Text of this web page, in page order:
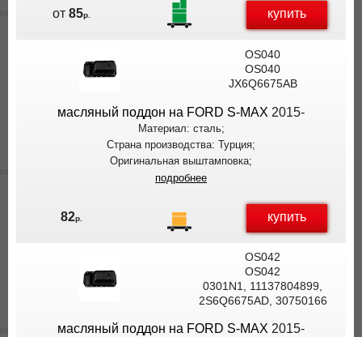
от85р. купить
OS040
OS040
JX6Q6675AB
масляный поддон на FORD S-MAX 2015-
Материал: сталь;
Страна производства: Турция;
Оригинальная выштамповка;
подробнее
82р. купить
OS042
OS042
0301N1, 11137804899,
2S6Q6675AD, 30750166
масляный поддон на FORD S-MAX 2015-